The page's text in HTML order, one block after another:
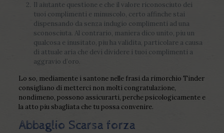
Il aiutante questione e che il valore riconosciuto dei
tuoi complimenti e minuscolo, certo affinche stai
dispensando da senza indugio complimenti ad una
sconosciuta. Al contrario, maniera dico unito, piu un
qualcosa e inusitato, piu ha validita, particolare a causa
di attuale aria che devi dividere i tuoi complimenti a
aggravio d’oro.
Lo so, mediamente i santone nelle frasi da rimorchio Tinder
consigliano di metterci non molti congratulazione,
nondimeno, possono assicurarti, perche psicologicamente e
la atto piu sbagliata che tu possa convenire.
Abbaglio Scarsa forza